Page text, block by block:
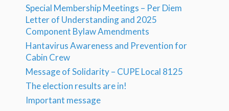
Special Membership Meetings – Per Diem
Letter of Understanding and 2025
Component Bylaw Amendments
Hantavirus Awareness and Prevention for
Cabin Crew
Message of Solidarity – CUPE Local 8125
The election results are in!
Important message